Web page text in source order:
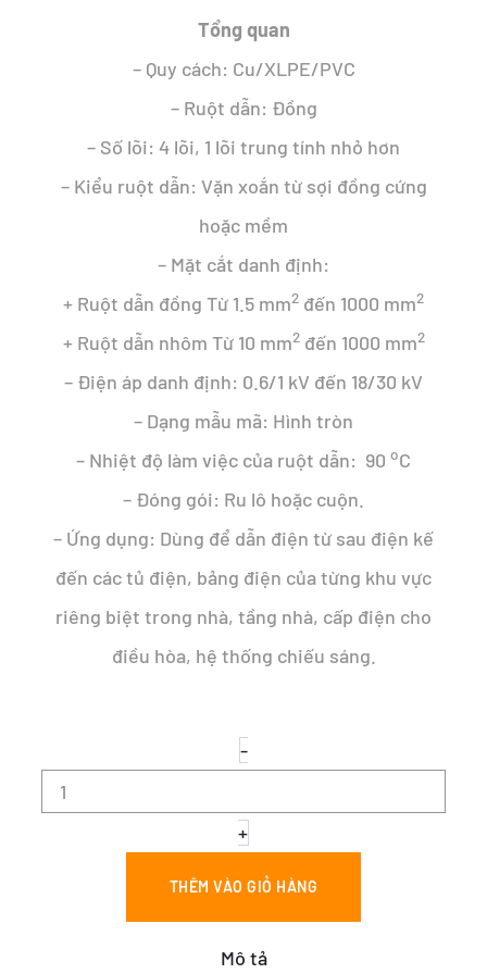
Tổng quan
– Quy cách: Cu/XLPE/PVC
– Ruột dẫn: Đồng
– Số lõi: 4 lõi, 1 lõi trung tính nhỏ hơn
– Kiểu ruột dẫn: Vặn xoắn từ sợi đồng cứng
hoặc mềm
– Mặt cắt danh định:
+ Ruột dẫn đồng Từ 1.5 mm2 đến 1000 mm2
+ Ruột dẫn nhôm Từ 10 mm2đến 1000 mm2
– Điện áp danh định: 0.6/1 kV đến 18/30 kV
– Dạng mẫu mã: Hình tròn
– Nhiệt độ làm việc của ruột dẫn: 90 oC
– Đóng gói: Ru lô hoặc cuộn.
– Ứng dụng: Dùng để dẫn điện từ sau điện kế
đến các tủ điện, bảng điện của từng khu vực
riêng biệt trong nhà, tầng nhà, cấp điện cho
điều hòa, hệ thống chiếu sáng.
-CÁP
ĐỒNG
–
CÁP
CXV
lượng
+
THÊM VÀO GIỎ HÀNG
Mô tả